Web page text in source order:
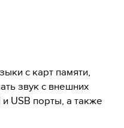
с карт памяти,
звук с внешних
и USB порты, а также